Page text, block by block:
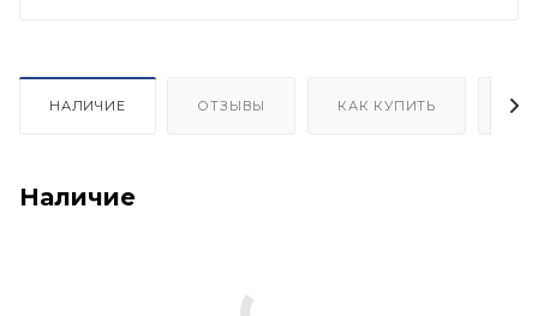
НАЛИЧИЕ ОТЗЫВЫ КАК КУПИТЬ
Наличие